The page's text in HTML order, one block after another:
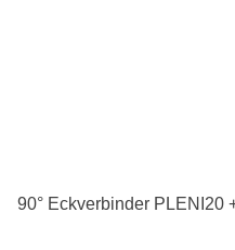
90° Eckverbinder PLENI20